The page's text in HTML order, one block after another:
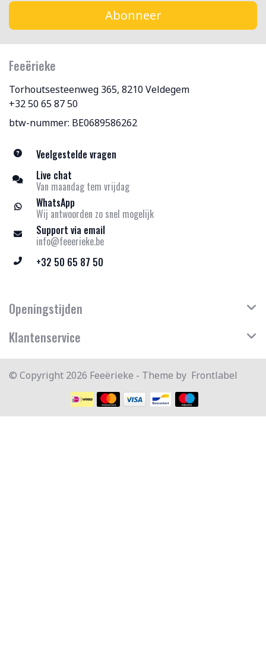
Abonneer
Feeërieke
Torhoutsesteenweg 365, 8210 Veldegem
+32 50 65 87 50
btw-nummer: BE0689586262
Veelgestelde vragen
Live chat
Van maandag tem vrijdag
WhatsApp
Wij antwoorden zo snel mogelijk
Support via email
info@feeerieke.be
+32 50 65 87 50
Openingstijden
Klantenservice
© Copyright 2026 Feeërieke - Theme by Frontlabel